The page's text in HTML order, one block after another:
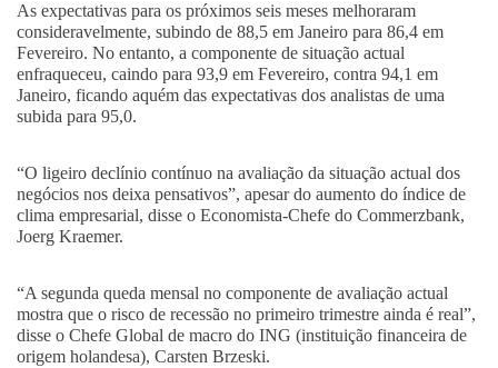
As expectativas para os próximos seis meses melhoraram
consideravelmente, subindo de 88,5 em Janeiro para 86,4 em
Fevereiro. No entanto, a componente de situação actual
enfraqueceu, caindo para 93,9 em Fevereiro, contra 94,1 em
Janeiro, ficando aquém das expectativas dos analistas de uma
subida para 95,0.
“O ligeiro declínio contínuo na avaliação da situação actual dos
negócios nos deixa pensativos”, apesar do aumento do índice de
clima empresarial, disse o Economista-Chefe do Commerzbank,
Joerg Kraemer.
“A segunda queda mensal no componente de avaliação actual
mostra que o risco de recessão no primeiro trimestre ainda é real”,
disse o Chefe Global de macro do ING (instituição financeira de
origem holandesa), Carsten Brzeski.